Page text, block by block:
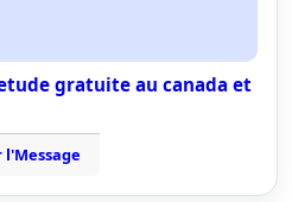
gratuite au canada et
l'Message